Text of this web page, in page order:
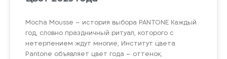
Mocha Mousse – история выбора PANTONE Каждый
год, словно праздничный ритуал, которого с
нетерпением ждут многие, Институт цвета
Pantone объявляет цвет года – оттенок,